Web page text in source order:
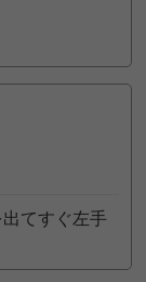
てすぐ左手